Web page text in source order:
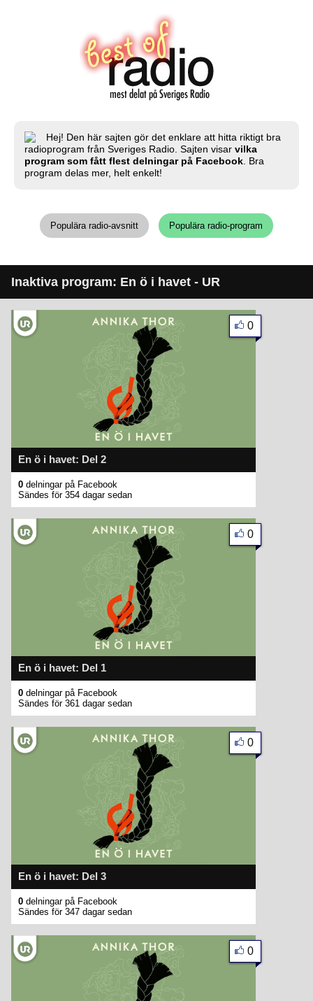
Hej! Den här sajten gör det enklare att hitta riktigt bra
radioprogram från Sveriges Radio. Sajten visar vilka
program som fått flest delningar på Facebook . Bra
program delas mer, helt enkelt!
Populära radio-avsnitt Populära radio-program
Inaktiva program: En ö i havet - UR
En ö i havet: Del 2
0
0 delningar på Facebook
Sändes för 354 dagar sedan
En ö i havet: Del 1
0
0 delningar på Facebook
Sändes för 361 dagar sedan
En ö i havet: Del 3
0
0 delningar på Facebook
Sändes för 347 dagar sedan
0